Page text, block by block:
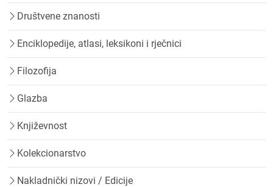
Društvene znanosti
Enciklopedije, atlasi, leksikoni i rječnici
Filozofija
Glazba
Književnost
Kolekcionarstvo
Nakladnički nizovi / Edicije